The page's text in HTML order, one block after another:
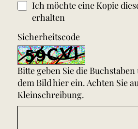
Ich möchte eine Kopie
erhalten
Sicherheitscode
Bitte geben Sie die
dem Bild hier ein. Achten Sie
Kleinschreibung.